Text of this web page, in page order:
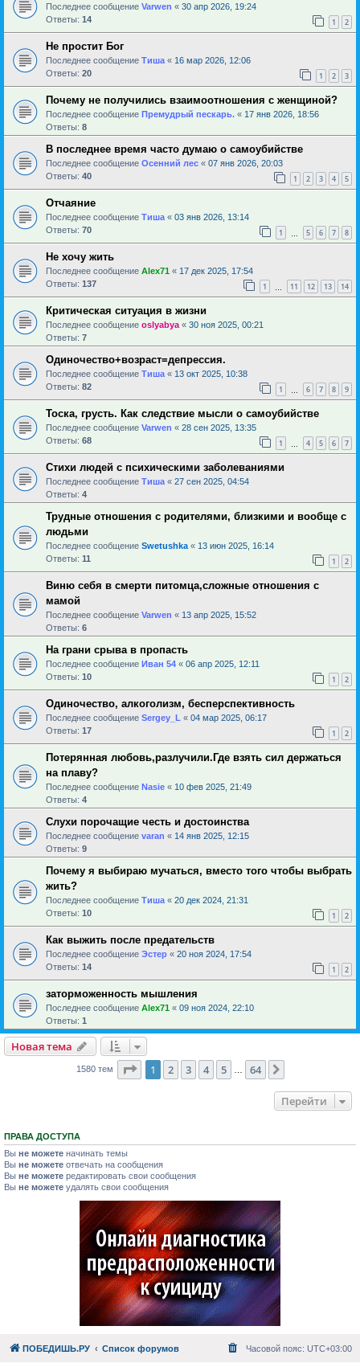
Последнее сообщение Varwen « 30 апр 2026, 19:24
Ответы: 14 1 2
Не простит Бог
Последнее сообщение Тиша « 16 мар 2026, 12:06
Ответы: 20 1 2 3
Почему не получились взаимоотношения с женщиной?
Последнее сообщение Премудрый пескарь. « 17 янв 2026, 18:56
Ответы: 8
В последнее время часто думаю о самоубийстве
Последнее сообщение Осенний лес « 07 янв 2026, 20:03
Ответы: 40 1 2 3 4 5
Отчаяние
Последнее сообщение Тиша « 03 янв 2026, 13:14
Ответы: 70 1 5 6 7 8
Не хочу жить
Последнее сообщение Alex71 « 17 дек 2025, 17:54
Ответы: 137 1 11 12 13 14
Критическая ситуация в жизни
Последнее сообщение oslyabya « 30 ноя 2025, 00:21
Ответы: 7
Одиночество+возраст=депрессия.
Последнее сообщение Тиша « 13 окт 2025, 10:38
Ответы: 82 1 6 7 8 9
Тоска, грусть. Как следствие мысли о самоубийстве
Последнее сообщение Varwen « 28 сен 2025, 13:35
Ответы: 68 1 4 5 6 7
Стихи людей с психическими заболеваниями
Последнее сообщение Тиша « 27 сен 2025, 04:54
Ответы: 4
Трудные отношения с родителями, близкими и вообще с
людьми
Последнее сообщение Swetushka « 13 июн 2025, 16:14
Ответы: 11 1 2
Виню себя в смерти питомца,сложные отношения с
мамой
Последнее сообщение Varwen « 13 апр 2025, 15:52
Ответы: 6
На грани срыва в пропасть
Последнее сообщение Иван 54 « 06 апр 2025, 12:11
Ответы: 10 1 2
Одиночество, алкоголизм, бесперспективность
Последнее сообщение Sergey_L « 04 мар 2025, 06:17
Ответы: 17 1 2
Потерянная любовь,разлучили.Где взять сил держаться
на плаву?
Последнее сообщение Nasie « 10 фев 2025, 21:49
Ответы: 4
Слухи порочащие честь и достоинства
Последнее сообщение varan « 14 янв 2025, 12:15
Ответы: 9
Почему я выбираю мучаться, вместо того чтобы выбрать
жить?
Последнее сообщение Тиша « 20 дек 2024, 21:31
Ответы: 10 1 2
Как выжить после предательств
Последнее сообщение Эстер « 20 ноя 2024, 17:54
Ответы: 14 1 2
заторможенность мышления
Последнее сообщение Alex71 « 09 ноя 2024, 22:10
Ответы: 1
Новая тема
1580 тем Страница из 64
1 2 3 4 5 64
Перейти
ПРАВА ДОСТУПА
Вы не можете начинать темы
Вы не можете отвечать на сообщения
Вы не можете редактировать свои сообщения
Вы не можете удалять свои сообщения
ПОБЕДИШЬ.РУ Список форумов Часовой пояс: UTC+03:00